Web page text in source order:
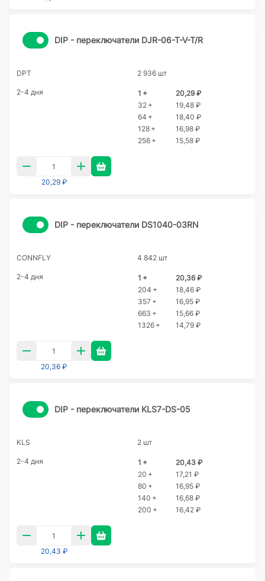
DIP - переключатели DJR-06-T-V-T/R
DPT 2 936 шт
2-4 дня 1 +
20,29 ₽
32 +
19,48 ₽
64 +
18,40 ₽
128 +
16,98 ₽
256 +
15,58 ₽
20,29 ₽
DIP - переключатели DS1040-03RN
CONNFLY 4 842 шт
2-4 дня 1 +
20,36 ₽
204 +
18,46 ₽
357 +
16,95 ₽
663 +
15,66 ₽
1326 +
14,79 ₽
20,36 ₽
DIP - переключатели KLS7-DS-05
KLS 2 шт
2-4 дня 1 +
20,43 ₽
20 +
17,21 ₽
80 +
16,95 ₽
140 +
16,68 ₽
200 +
16,42 ₽
20,43 ₽